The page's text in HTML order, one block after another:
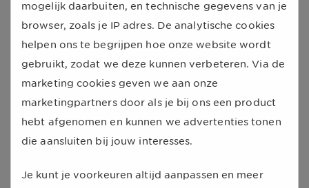
De tandartskosten van je kind worden bijna volledig
vergoed door de basisverzekering. Heeft je kind een
beugel nodig? Dit wordt niet vergoed uit de
basisverzekering. Omorthodontiekosten vergoed te
krijgen, heb je een aanvullende tandartsverzekering
nodig.
Nienke Wuits -Expert in zorgverzekeringen
Kan ik tandartskosten verzekeren?
mogelijk daarbuiten, en technische gegevens van je
browser, zoals je IP adres. De analytische cookies
helpen ons te begrijpen hoe onze website wordt
gebruikt, zodat we deze kunnen verbeteren. Via de
marketing cookies geven we aan onze
marketingpartners door als je bij ons een product
hebt afgenomen en kunnen we advertenties tonen
die aansluiten bij jouw interesses.
Je kunt je voorkeuren altijd aanpassen en meer